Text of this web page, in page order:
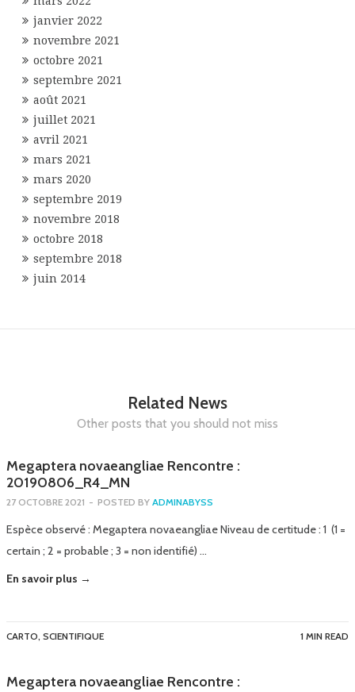
janvier 2022
novembre 2021
octobre 2021
septembre 2021
août 2021
juillet 2021
avril 2021
mars 2021
mars 2020
septembre 2019
novembre 2018
octobre 2018
septembre 2018
juin 2014
Related News
Other posts that you should not miss
Megaptera novaeangliae Rencontre :
20190806_R4_MN
27 OCTOBRE 2021 - POSTED BY ADMINABYSS
Espèce observé : Megaptera novaeangliae Niveau de certitude : 1 (1 =
certain ; 2 = probable ; 3 = non identifié) …
En savoir plus →
CARTO, SCIENTIFIQUE 1 MIN READ
Megaptera novaeangliae Rencontre :